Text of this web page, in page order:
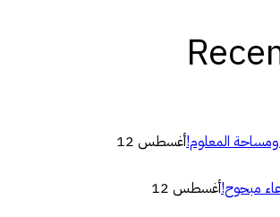
المعلوم!أغسطس 12
مبحوح!أغسطس 12